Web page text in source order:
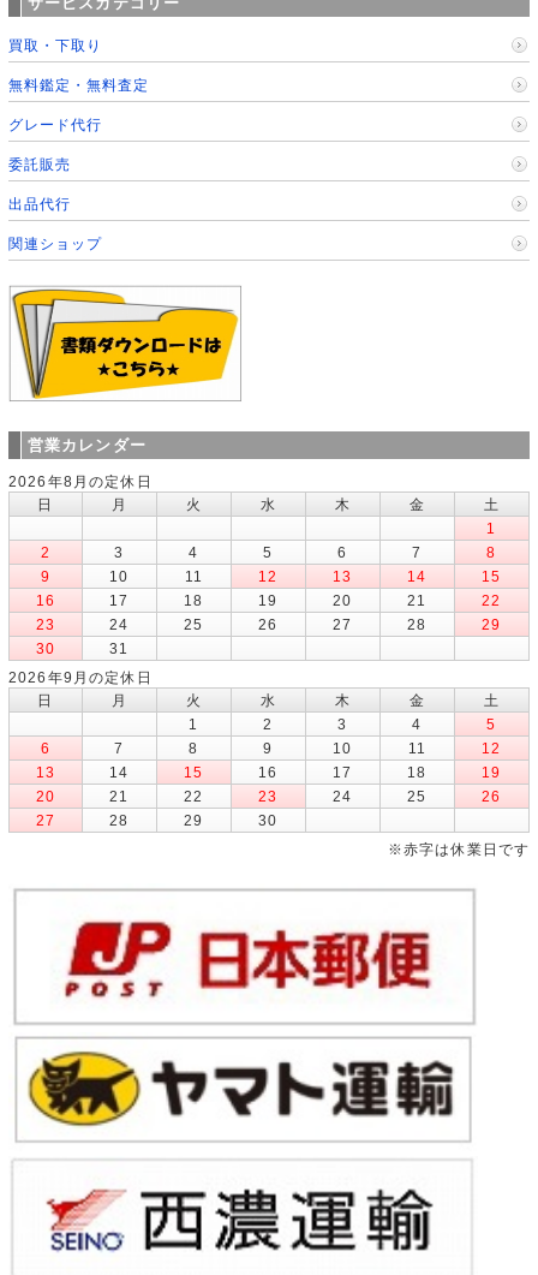
買取・下取り
無料鑑定・無料査定
グレード代行
委託販売
出品代行
関連ショップ
営業カレンダー
2026年8月の定休日
日
月 火 水 木 金
土
1
2
3 4 5 6 7
8
9
10 11 12 13 14
15
16
17 18 19 20 21
22
23
24 25 26 27 28
29
30
31
2026年9月の定休日
日
月 火 水 木 金
土
1
2 3 4
5
6
7 8 9 10 11
12
13
14 15 16 17 18
19
20
21 22 23 24 25
26
27
28 29
30
※赤字は休業日です